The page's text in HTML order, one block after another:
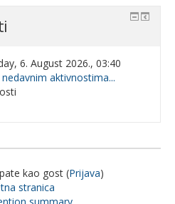
6. August 2026., 03:40
aktivnostima...
kao gost (Prijava)
stranica